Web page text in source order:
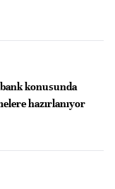
konusunda
hazırlanıyor